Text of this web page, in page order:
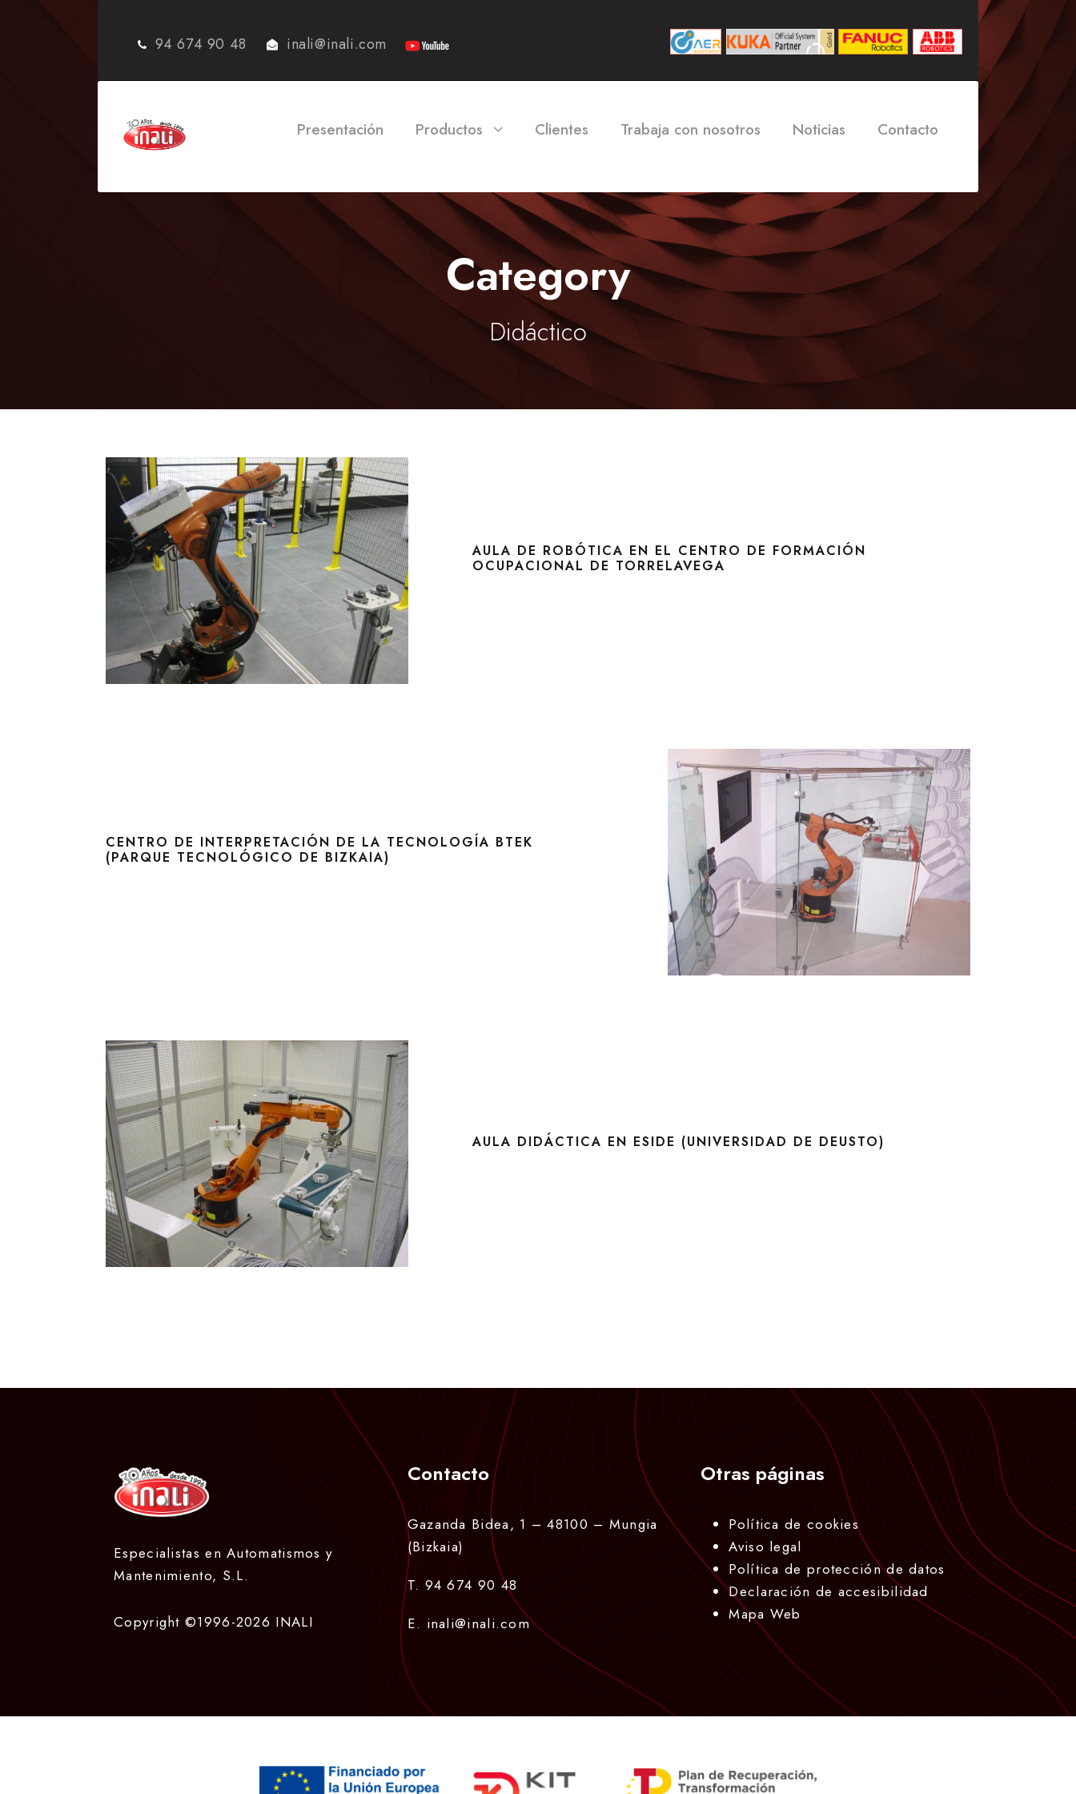
94 674 90 48 inali@inali.com
Presentación Productos Clientes Trabaja con nosotros Noticias Contacto
Category
Didáctico
AULA DE ROBÓTICA EN EL CENTRO DE FORMACIÓN
OCUPACIONAL DE TORRELAVEGA
CENTRO DE INTERPRETACIÓN DE LA TECNOLOGÍA BTEK
(PARQUE TECNOLÓGICO DE BIZKAIA)
AULA DIDÁCTICA EN ESIDE (UNIVERSIDAD DE DEUSTO)
Especialistas en Automatismos y
Mantenimiento, S.L.
Copyright ©1996-2026 INALI
Contacto
Gazanda Bidea, 1 – 48100 – Mungia
(Bizkaia)
T. 94 674 90 48
E. inali@inali.com
Otras páginas
Política de cookies
Aviso legal
Política de protección de datos
Declaración de accesibilidad
Mapa Web